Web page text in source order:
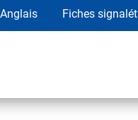
Anglais Fiches